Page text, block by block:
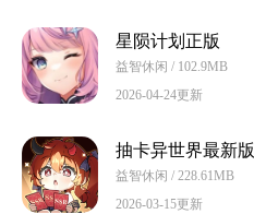
星陨计划正版
益智休闲 / 102.9MB
2026-04-24更新
抽卡异世界最新版
益智休闲 / 228.61MB
2026-03-15更新